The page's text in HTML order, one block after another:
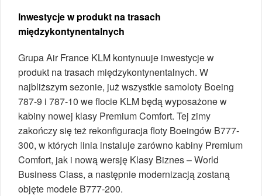
Inwestycje w produkt na trasach
międzykontynentalnych
Grupa Air France KLM kontynuuje inwestycje w
produkt na trasach międzykontynentalnych. W
najbliższym sezonie, już wszystkie samoloty Boeing
787-9 i 787-10 we flocie KLM będą wyposażone w
kabiny nowej klasy Premium Comfort. Tej zimy
zakończy się też rekonfiguracja floty Boeingów B777-
300, w których linia instaluje zarówno kabiny Premium
Comfort, jak i nową wersję Klasy Biznes – World
Business Class, a następnie modernizacją zostaną
objęte modele B777-200.